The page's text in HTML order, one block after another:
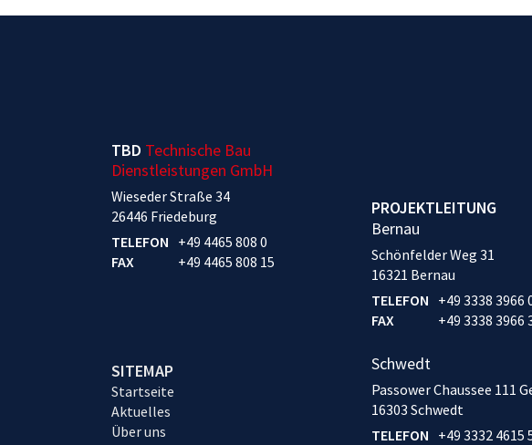
TBD Technische Bau
Dienstleistungen GmbH
Wieseder Straße 34
26446 Friedeburg
TELEFON +49 4465 808 0
FAX
+49 4465 808 15
SITEMAP
Startseite
Aktuelles
Über uns
PROJEKTLEITUNG
Bernau
Schönfelder Weg 31
16321 Bernau
TELEFON +49 3338 3966
FAX
+49 3338 3966
Schwedt
Passower Chaussee 111
16303 Schwedt
TELEFON +49 3332 4615